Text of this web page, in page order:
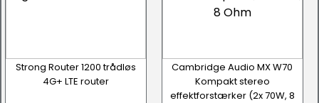
Strong Router 1200 trådløs
4G+ LTE router
Cambridge Audio MX W70
Kompakt stereo
effektforstærker (2x 70W, 8